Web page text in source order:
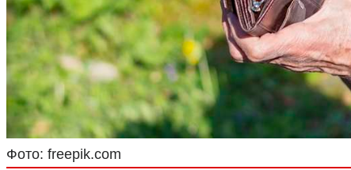
Фото: freepik.com